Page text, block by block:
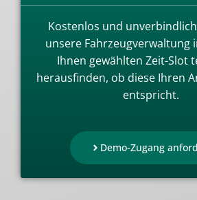
Kostenlos und
unsere Fahrzeugverwaltung
Ihnen gewählten Zeit-Slot
herausfinden, ob diese Ihren
entspricht.
Demo-Zugang